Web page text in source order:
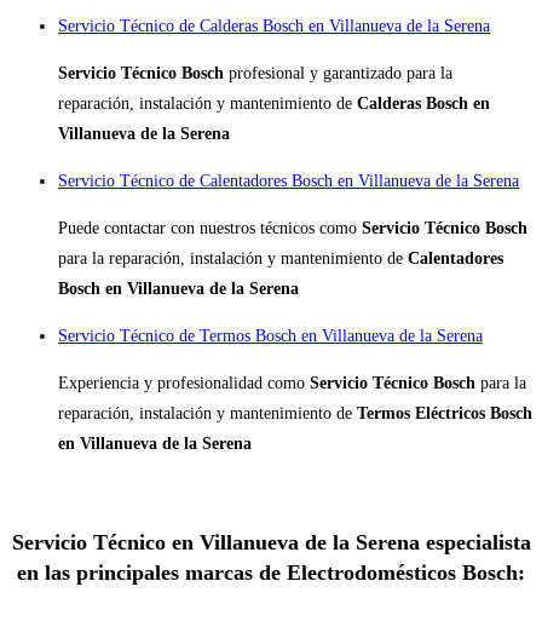
Servicio Técnico de Calderas Bosch en Villanueva de la Serena
Servicio Técnico Bosch profesional y garantizado para la
reparación, instalación y mantenimiento de Calderas Bosch en
Villanueva de la Serena
Servicio Técnico de Calentadores Bosch en Villanueva de la Serena
Puede contactar con nuestros técnicos como Servicio Técnico Bosch
para la reparación, instalación y mantenimiento de Calentadores
Bosch en Villanueva de la Serena
Servicio Técnico de Termos Bosch en Villanueva de la Serena
Experiencia y profesionalidad como Servicio Técnico Bosch para la
reparación, instalación y mantenimiento de Termos Eléctricos Bosch
en Villanueva de la Serena
Servicio Técnico en Villanueva de la Serena especialista
en las principales marcas de Electrodomésticos Bosch: